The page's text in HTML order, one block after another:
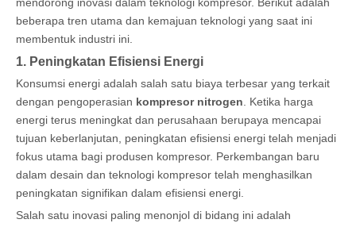
beberapa tren utama dan kemajuan teknologi yang saat ini
membentuk industri ini.
1. Peningkatan Efisiensi Energi
Konsumsi energi adalah salah satu biaya terbesar yang terkait
dengan pengoperasian kompresor nitrogen . Ketika harga
energi terus meningkat dan perusahaan berupaya mencapai
tujuan keberlanjutan, peningkatan efisiensi energi telah menjadi
fokus utama bagi produsen kompresor. Perkembangan baru
dalam desain dan teknologi kompresor telah menghasilkan
peningkatan signifikan dalam efisiensi energi.
Salah satu inovasi paling menonjol di bidang ini adalah